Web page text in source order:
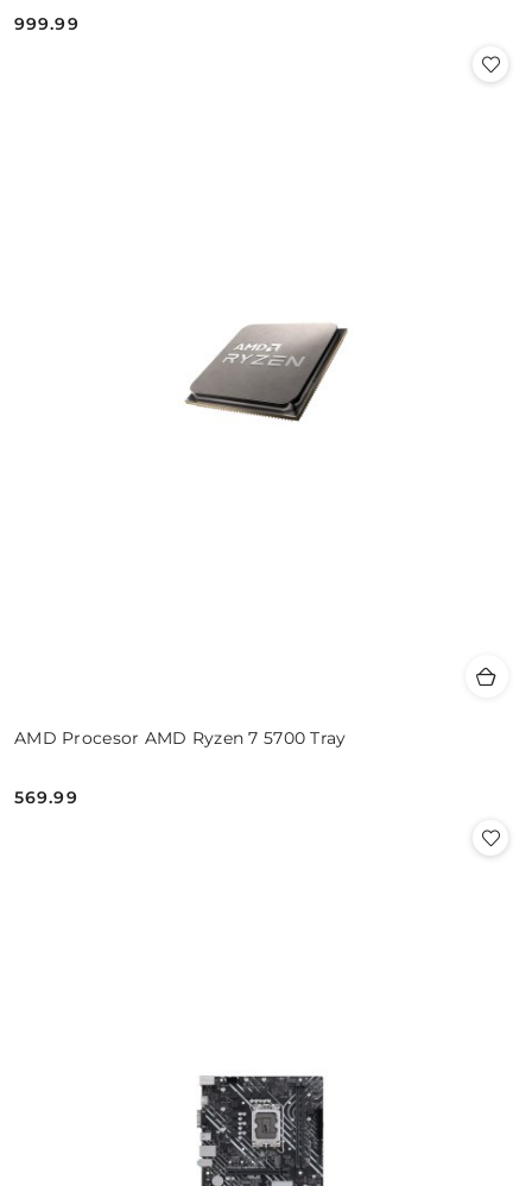
Cena:
999.99
AMD Procesor AMD Ryzen 7 5700 Tray
Cena:
569.99